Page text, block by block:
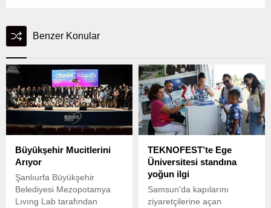
Benzer Konular
Büyükşehir Mucitlerini
Arıyor
Şanlıurfa Büyükşehir
Belediyesi Mezopotamya
Lıvıng Lab tarafından
TEKNOFEST’te Ege
Üniversitesi standına
yoğun ilgi
Samsun'da kapılarını
ziyaretçilerine açan